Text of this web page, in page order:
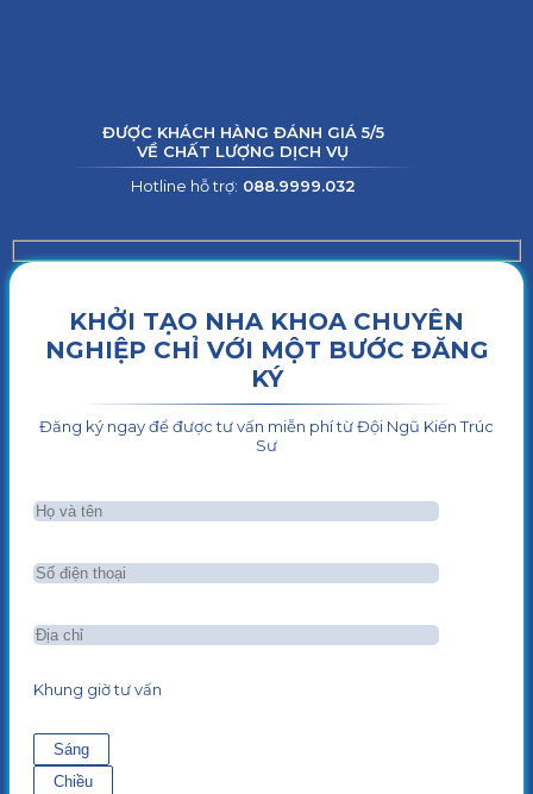
ĐƯỢC KHÁCH HÀNG ĐÁNH GIÁ 5/5
VỀ CHẤT LƯỢNG DỊCH VỤ
Hotline hỗ trợ: 088.9999.032
KHỞI TẠO NHA KHOA CHUYÊN
NGHIỆP CHỈ VỚI MỘT BƯỚC ĐĂNG
KÝ
Đăng ký ngay để được tư vấn miễn phí từ Đội Ngũ Kiến Trúc
Sư
Khung giờ tư vấn
Sáng
Chiều